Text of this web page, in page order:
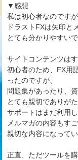
▼感想
私は初心者なのですが
ドラストFXは矢印と
とても分かりやすいで
サイトコンテンツは
初心者のため、FX用
ったのですが、
問題集があったり、
とても親切でありが
サポートはまだ利用
メルマガの内容もす
親切な内容になって
正直、ただツールを